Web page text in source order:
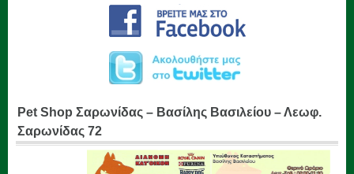
Pet Shop Σαρωνίδας – Βασίλης Βασιλείου – Λεωφ.
Σαρωνίδας 72